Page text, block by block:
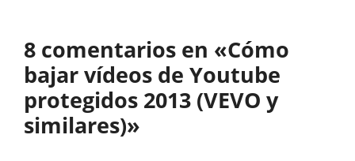
8 comentarios en «Cómo
bajar vídeos de Youtube
protegidos 2013 (VEVO y
similares)»